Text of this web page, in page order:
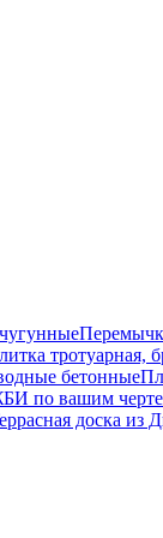
тротуарная,
бетонные
по вашим
доска из